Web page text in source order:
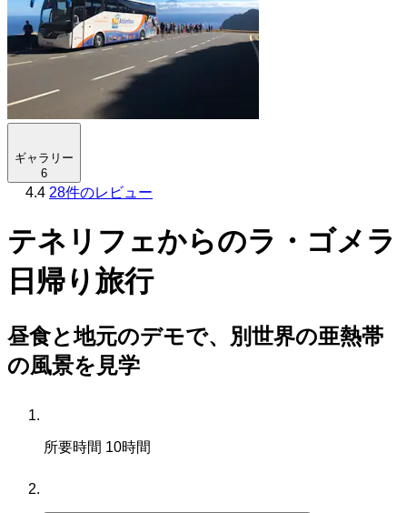
ギャラリー
6
4.4 28件のレビュー
テネリフェからのラ・ゴメラ
日帰り旅行
昼食と地元のデモで、別世界の亜熱帯
の風景を見学
所要時間 10時間